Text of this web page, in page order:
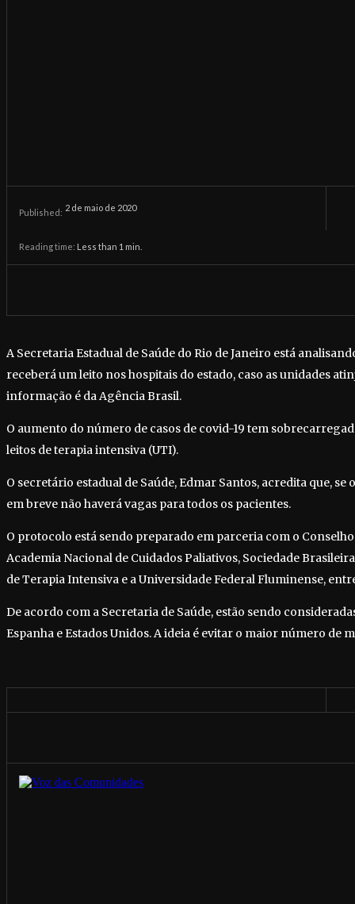
Published: 2 de maio de 2020
Reading time: Less than 1 min.
A Secretaria Estadual de Saúde do Rio de Janeiro está
receberá um leito nos hospitais do estado, caso as unidades
informação é da Agência Brasil.
O aumento do número de casos de covid-19 tem
leitos de terapia intensiva (UTI).
O secretário estadual de Saúde, Edmar Santos, acredita que,
em breve não haverá vagas para todos os pacientes.
O protocolo está sendo preparado em parceria com o
Academia Nacional de Cuidados Paliativos, Sociedade
de Terapia Intensiva e a Universidade Federal Fluminense,
De acordo com a Secretaria de Saúde, estão sendo
Espanha e Estados Unidos. A ideia é evitar o maior número de